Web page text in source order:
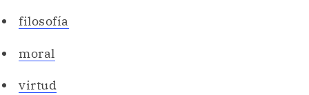
filosofía
moral
virtud